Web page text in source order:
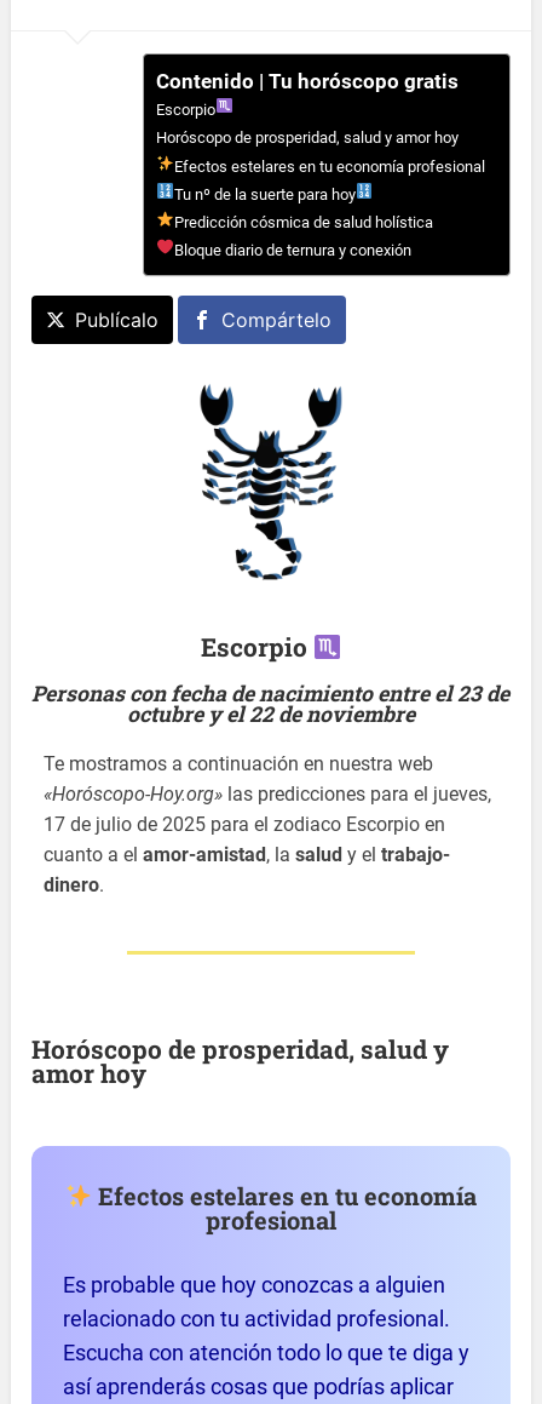
Contenido | Tu horóscopo gratis
Escorpio
Horóscopo de prosperidad, salud y amor hoy
Efectos estelares en tu economía profesional
Tu nº de la suerte para hoy
Predicción cósmica de salud holística
Bloque diario de ternura y conexión
Publícalo Compártelo
Escorpio
Personas con fecha de nacimiento entre el 23 de
octubre y el 22 de noviembre
Te mostramos a continuación en nuestra web
«Horóscopo-Hoy.org» las predicciones para el jueves,
17 de julio de 2025 para el zodiaco Escorpio en
cuanto a elamor-amistad , lasalud y eltrabajo-
dinero.
Horóscopo de prosperidad, salud y
amor hoy
Efectos estelares en tu economía
profesional
Es probable que hoy conozcas a alguien
relacionado con tu actividad profesional.
Escucha con atención todo lo que te diga y
así aprenderás cosas que podrías aplicar